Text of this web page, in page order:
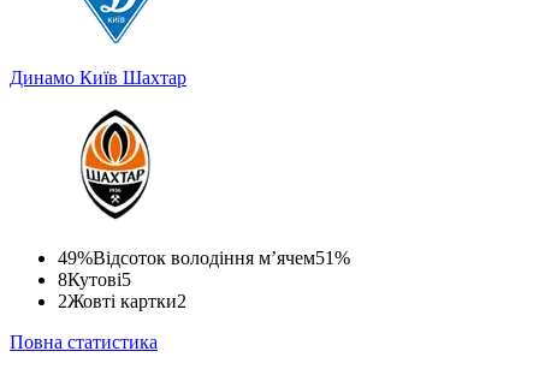
Динамо Київ Шахтар
49%Відсоток володіння м’ячем51%
8Кутові5
2Жовті картки2
Повна статистика